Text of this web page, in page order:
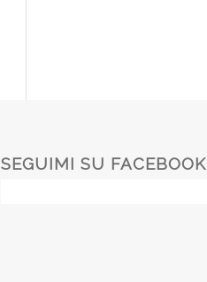
SEGUIMI SU FACEBOOK